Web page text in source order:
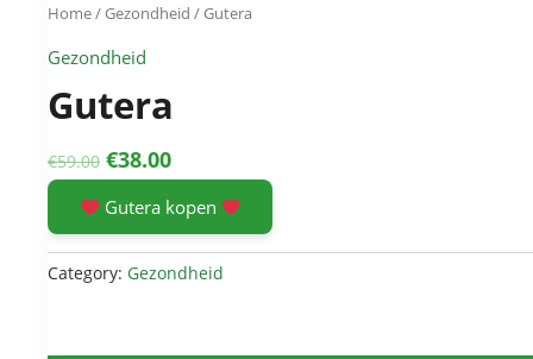
Home/Gezondheid / Gutera
Gezondheid
Gutera
€59.00 Original
price
was:
€59.00.
€38.00Current
price
is:
€38.00.
Gutera kopen
Category: Gezondheid